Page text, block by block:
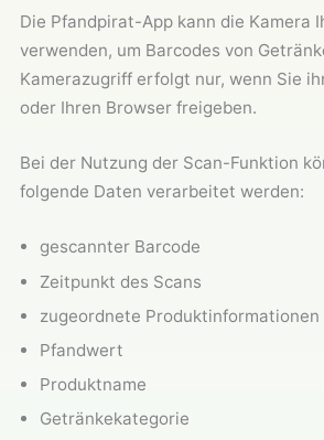
Die Pfandpirat-App kann die Kamera
verwenden, um Barcodes von
Kamerazugriff erfolgt nur, wenn Sie
oder Ihren Browser freigeben.
Bei der Nutzung der Scan-Funktion
folgende Daten verarbeitet werden:
gescannter Barcode
Zeitpunkt des Scans
zugeordnete Produktinformationen
Pfandwert
Produktname
Getränkekategorie